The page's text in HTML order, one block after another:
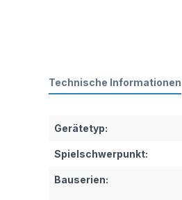
Technische Informationen
Gerätetyp:
Spielschwerpunkt:
Bauserien: